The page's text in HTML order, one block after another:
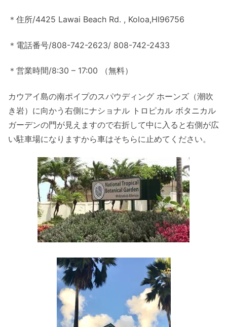
＊住所/4425 Lawai Beach Rd. , Koloa,HI96756
＊電話番号/808-742-2623/ 808-742-2433
＊営業時間/8:30 – 17:00 （無料）
カウアイ島の南ポイプのスパウディング ホーンズ（潮吹
き岩）に向かう右側にナショナル トロピカル ボタニカル
ガーデンの門が見えますので右折して中に入ると右側が広
い駐車場になりますから車はそちらに止めてください。